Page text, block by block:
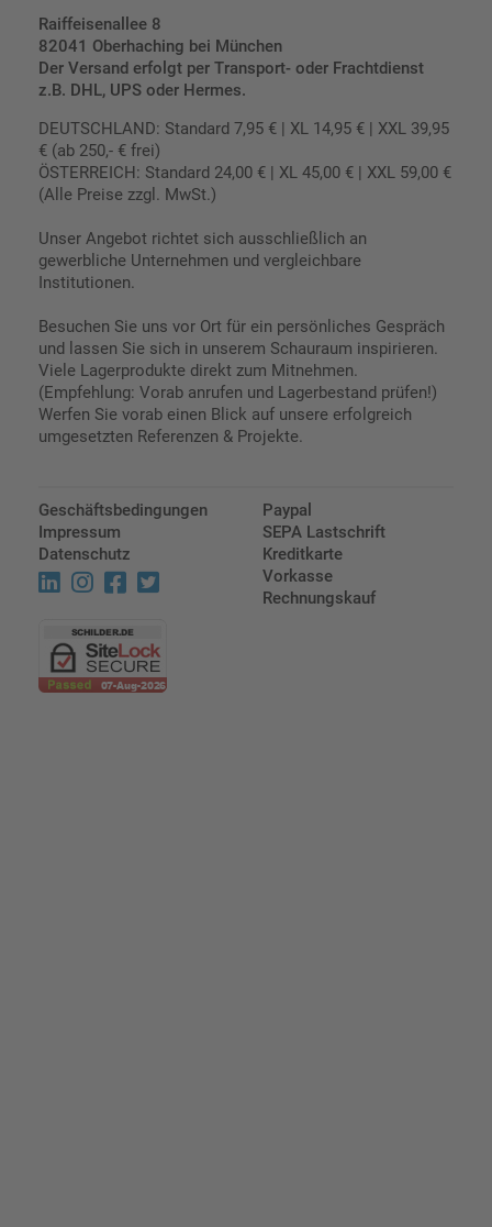
Raiffeisenallee 8
82041 Oberhaching bei München
Der Versand erfolgt per Transport- oder Frachtdienst
z.B. DHL, UPS oder Hermes.
DEUTSCHLAND: Standard 7,95 € | XL 14,95 € | XXL 39,95
€ (ab 250,- € frei)
ÖSTERREICH: Standard 24,00 € | XL 45,00 € | XXL 59,00 €
(Alle Preise zzgl. MwSt.)
Unser Angebot richtet sich ausschließlich an
gewerbliche Unternehmen und vergleichbare
Institutionen.
Besuchen Sie uns vor Ort für ein persönliches Gespräch
und lassen Sie sich in unserem Schauraum inspirieren.
Viele Lagerprodukte direkt zum Mitnehmen.
(Empfehlung: Vorab anrufen und Lagerbestand prüfen!)
Werfen Sie vorab einen Blick auf unsere erfolgreich
umgesetzten Referenzen & Projekte.
Geschäftsbedingungen
Impressum
Datenschutz
Paypal
SEPA Lastschrift
Kreditkarte
Vorkasse
Rechnungskauf